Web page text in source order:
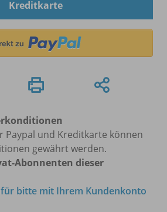
Kreditkarte
Paypal und Kreditkarte können
gewährt werden.
Abonnenten dieser
bitte mit Ihrem Kundenkonto